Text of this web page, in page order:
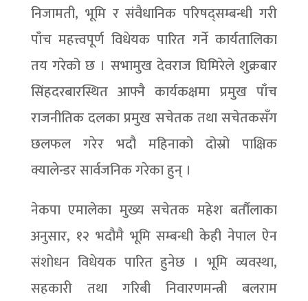
निजामती, भूमि र संवैधानिक परिषद्सम्बन्धी गरी
पाँच महत्त्वपूर्ण विधेयक पारित गर्ने कार्यतालिका
तय गरेको छ । सभामुख देवराज घिमिरेले शुक्रबार
सिंहदरबारस्थित आफ्नै कार्यकक्षमा प्रमुख पाँच
राजनीतिक दलका प्रमुख सचेतक तथा सचेतकसँग
छलफल गरेर भदौ महिनाको दोस्रो पाक्षिक
क्यालेन्डर सार्वजनिक गरेका हुन् ।
नेकपा एमालेका मुख्य सचेतक महेश बर्तौलाका
अनुसार, १२ भदौमै भूमि सम्बन्धी केही नेपाल ऐन
संशोधन विधेयक पारित हुनेछ । भूमि व्यवस्था,
सहकारी तथा गरिबी निवारणमन्त्री बलराम